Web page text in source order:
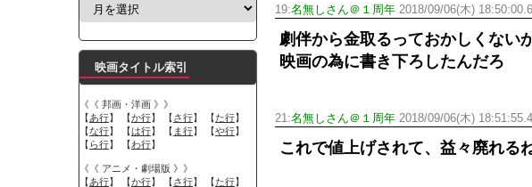
19:名無しさん＠１周年 2018/09/06(木)
劇伴から金取るっておかしくない
映画の為に書き下ろしたんだろ
21:名無しさん＠１周年 2018/09/06(木)
これで値上げされて、益々廃れる
映画タイトル索引
《《 邦画・洋画 》》
【あ行】 【か行】 【さ行】 【た行】
【な行】 【は行】 【 ま行】 【や行】
【 ら行】 【わ行】
《《 アニメ・劇場版 》》
【あ行】 【か行】 【さ行】 【た行】